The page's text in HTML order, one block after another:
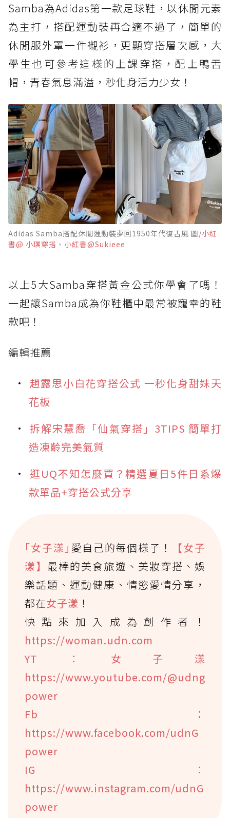
Samba為Adidas第一款足球鞋，以休閒元素
為主打，搭配運動裝再合適不過了，簡單的
休閒服外罩一件襯衫，更顯穿搭層次感，大
學生也可參考這樣的上課穿搭，配上鴨舌
帽，青春氣息滿溢，秒化身活力少女！
Adidas Samba搭配休閒運動裝夢回1950年代復古風 圖/小紅
書@ 小琪穿搭 、 小紅書@Sukieee
以上5大Samba穿搭黃金公式你學會了嗎！
一起讓Samba成為你鞋櫃中最常被寵幸的鞋
款吧！
編輯推薦
趙露思小白花穿搭公式 一秒化身甜妹天
花板
拆解宋慧喬「仙氣穿搭」3TIPS 簡單打
造凍齡完美氣質
逛UQ不知怎麼買？精選夏日5件日系爆
款單品+穿搭公式分享
｢女子漾｣ 愛自己的每個樣子！
【女子
漾】最棒的美食旅遊、美妝穿搭、娛
樂話題、運動健康、情慾愛情分享，
都在女子漾 ！
快點來加入成為創作者！
https://woman.udn.com
YT：女子漾
https://www.youtube.com/@udng
power
Fb：
https://www.facebook.com/udnG
power
IG：
https://www.instagram.com/udnG
power